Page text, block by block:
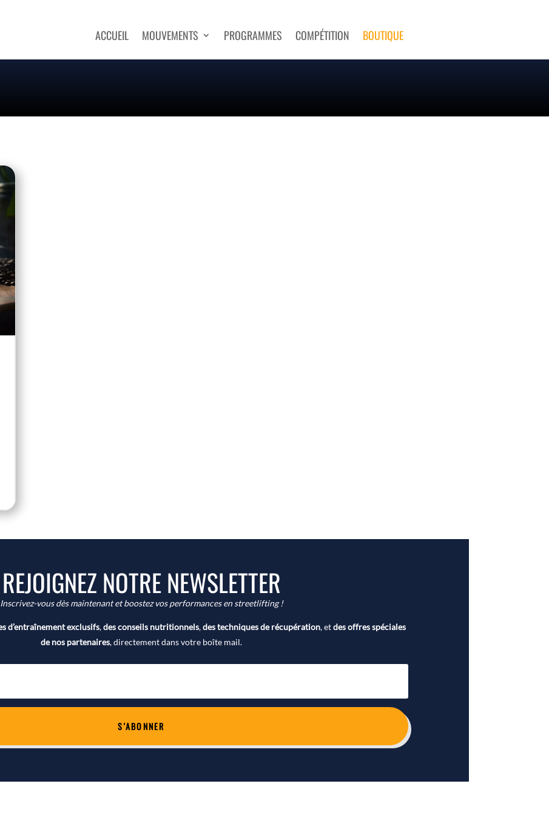
ACCUEIL MOUVEMENTS PROGRAMMES COMPÉTITION BOUTIQUE
REJOIGNEZ NOTRE NEWSLETTER
Inscrivez-vous dès maintenant et boostez vos performances en streetlifting !
d’entraînement exclusifs,des conseils nutritionnels,des techniques de récupération, etdes offres spéciales
de nos partenaires, directement dans votre boîte mail.
S'ABONNER